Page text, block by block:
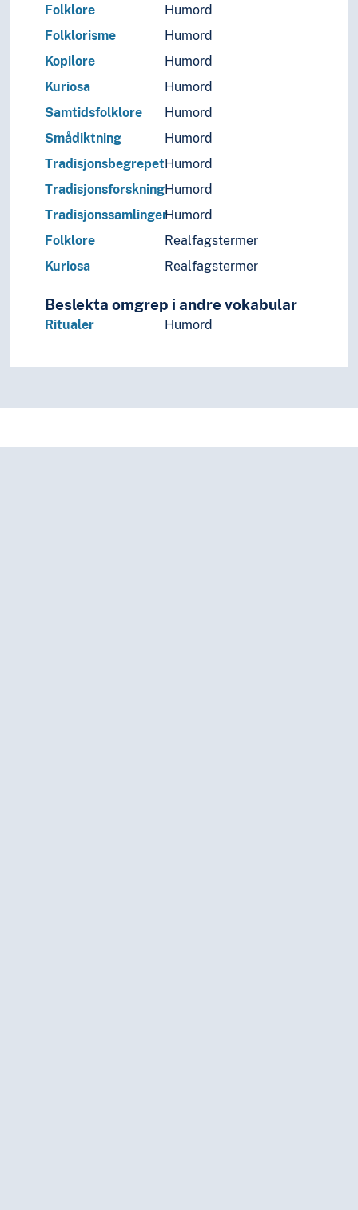
Folklore
Humord
Folklorisme
Humord
Kopilore
Humord
Kuriosa
Humord
Samtidsfolklore
Humord
Smådiktning
Humord
Tradisjonsbegrepet Humord
TradisjonsforskningHumord
TradisjonssamlingerHumord
Folklore
Realfagstermer
Kuriosa
Realfagstermer
Beslekta omgrep i andre vokabular
Ritualer Humord